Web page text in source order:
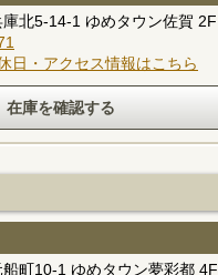
北5-14-1 ゆめタウン佐賀 2F
日・アクセス情報はこちら
町10-1 ゆめタウン夢彩都 4F